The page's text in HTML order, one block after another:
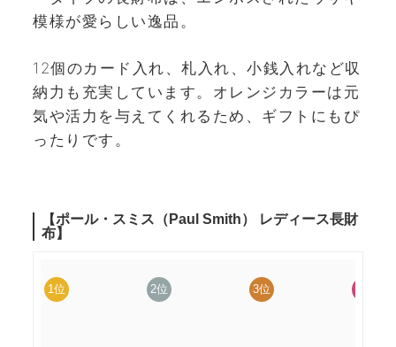
模様が愛らしい逸品。
12個のカード入れ、札入れ、小銭入れなど収
納力も充実しています。オレンジカラーは元
気や活力を与えてくれるため、ギフトにもぴ
ったりです。